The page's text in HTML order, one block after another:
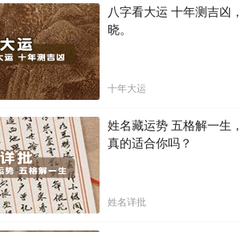
八字看大运 十年测吉凶
晓。
十年大运
姓名藏运势 五格解一生
真的适合你吗？
姓名详批